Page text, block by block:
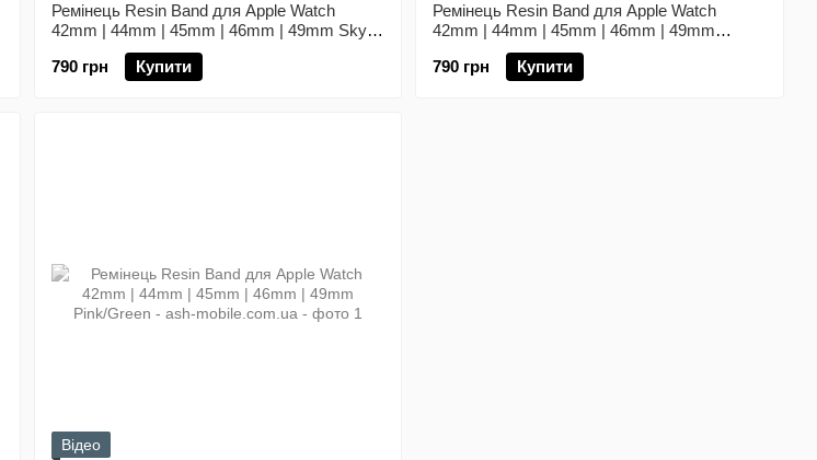
Ремінець Resin Band для Аpple Watch
42mm | 44mm | 45mm | 46mm | 49mm Sky
790 грн
Купити
Ремінець Resin Band для Аpple Watch
42mm | 44mm | 45mm | 46mm | 49mm
White/Blue
790 грн
Купити
Відео